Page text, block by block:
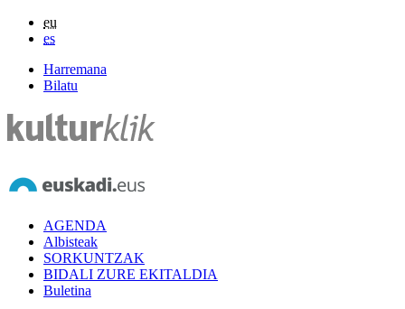
eu
es
Harremana
Bilatu
AGENDA
Albisteak
SORKUNTZAK
BIDALI ZURE EKITALDIA
Buletina